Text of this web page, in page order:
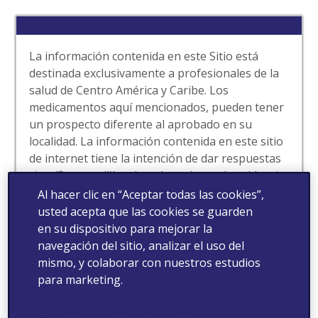
La información contenida en este Sitio está
destinada exclusivamente a profesionales de la
salud de Centro América y Caribe. Los
medicamentos aquí mencionados, pueden tener
un prospecto diferente al aprobado en su
localidad. La información contenida en este sitio
de internet tiene la intención de dar respuestas
científicas equilibradas y basadas en la evidencia
a las solicitudes espontáneas de los
profesionales de la salud. Este sitio puede
contener información de nuestros productos
que no ha sido aprobada por la autoridad de
salud de su localidad. Para obtener información
completa de nuestros medicamentos tales como
Al hacer clic en “Aceptar todas las cookies”,
usted acepta que las cookies se guarden
en su dispositivo para mejorar la
navegación del sitio, analizar el uso del
mismo, y colaborar con nuestros estudios
para marketing.